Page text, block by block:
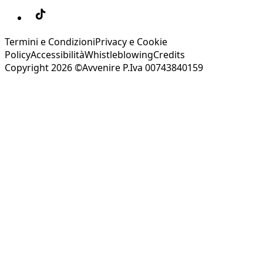
Termini e CondizioniPrivacy e Cookie
PolicyAccessibilitàWhistleblowingCredits
Copyright 2026 ©Avvenire P.Iva 00743840159